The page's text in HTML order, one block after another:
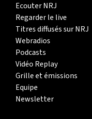
Ecouter NRJ
Regarder le live
Titres diffusés sur NRJ
Webradios
Podcasts
Vidéo Replay
Grille et émissions
Equipe
Newsletter